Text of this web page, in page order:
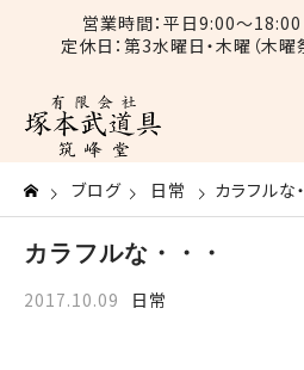
営業時間：平日9:00〜
定休日：第3水曜日・木曜（木
ブログ 日常 カラフルな・
カラフルな・・・
2017.10.09 日常